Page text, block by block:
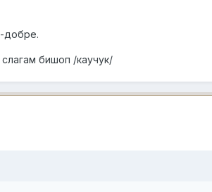
добре.
бишоп /каучук/